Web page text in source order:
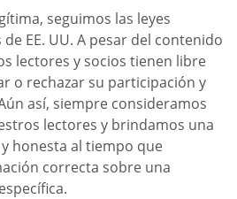
seguimos las leyes
EE. UU. A pesar del contenido
lectores y socios tienen libre
o rechazar su participación y
así, siempre consideramos
lectores y brindamos una
honesta al tiempo que
correcta sobre una